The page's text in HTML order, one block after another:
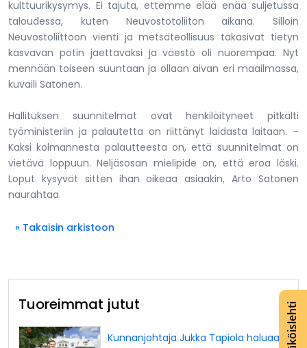
kulttuurikysymys. Ei tajuta, ettemme elää enää suljetussa
taloudessa, kuten Neuvostotoliiton aikana. Silloin
Neuvostoliittoon vienti ja metsäteollisuus takasivat tietyn
kasvavan potin jaettavaksi ja väestö oli nuorempaa. Nyt
mennään toiseen suuntaan ja ollaan aivan eri maailmassa,
kuvaili Satonen.
Hallituksen suunnitelmat ovat henkilöityneet pitkälti
työministeriin ja palautetta on riittänyt laidasta laitaan. –
Kaksi kolmannesta palautteesta on, että suunnitelmat on
vietävä loppuun. Neljäsosan mielipide on, että eroa läski.
Loput kysyvät sitten ihan oikeaa asiaakin, Arto Satonen
naurahtaa.
» Takaisin arkistoon
Tuoreimmat jutut
Kunnanjohtaja Jukka Tapiola haluaa